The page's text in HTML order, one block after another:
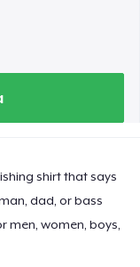
shirt that says
dad, or bass
men, women, boys,